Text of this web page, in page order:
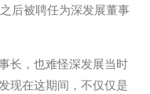
后被聘任为深发展董事
长，也难怪深发展当时
现在这期间，不仅仅是